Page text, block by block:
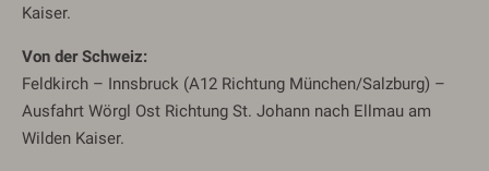
Kaiser.
Von der Schweiz:
Feldkirch – Innsbruck (A12 Richtung München/Salzburg) –
Ausfahrt Wörgl Ost Richtung St. Johann nach Ellmau am
Wilden Kaiser.